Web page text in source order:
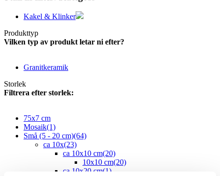
Kakel & Klinker
Produkttyp
Vilken typ av produkt letar ni efter?
Granitkeramik
Storlek
Filtrera efter storlek:
75x7 cm
Mosaik(1)
Små (5 - 20 cm)(64)
ca 10x(23)
ca 10x10 cm(20)
10x10 cm(20)
ca 10x20 cm(1)